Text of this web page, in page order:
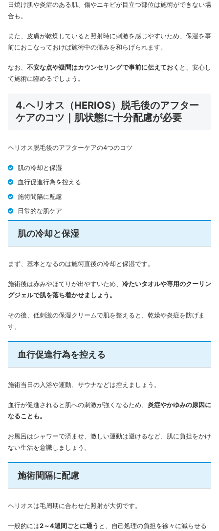
日焼け肌や炎症のある肌、傷やニキビが目立つ部位は施術ができない場
合も。
また、皮膚が乾燥していると照射時に刺激を感じやすいため、保湿を事
前におこなっておけば施術中の痛みを和らげられます。
なお、 不安な点や疑問はカウンセリングで事前に伝えておく と、安心し
て施術に臨めるでしょう。
4.ヘリオス（HERIOS）脱毛後のアフター
ケアのコツ｜肌状態に十分配慮が必要
ヘリオス脱毛後のアフターケアの4つのコツ
肌の冷却と保湿
血行促進行為を控える
施術間隔に配慮
日常的な肌ケア
肌の冷却と保湿
まず、基本となるのは施術直後の冷却と保湿です。
施術後は赤みやほてりが出やすいため、 冷たいタオルや専用のクーリン
グジェルで肌を落ち着かせましょう。
その後、低刺激の保湿クリームで肌を整えると、乾燥や炎症を防げま
す。
血行促進行為を控える
施術当日の入浴や運動、サウナなどは控えましょう。
血行が促進されると肌への刺激が強くなるため、 炎症やかゆみの原因に
なることも。
お風呂はシャワーで済ませ、激しい運動は避けるなど、肌に負担をかけ
ない生活を意識しましょう。
施術間隔に配慮
ヘリオスは毛周期に合わせた照射が大切です。
一般的には2～4週間ごとに通う と、自己処理の負担を徐々に減らせる